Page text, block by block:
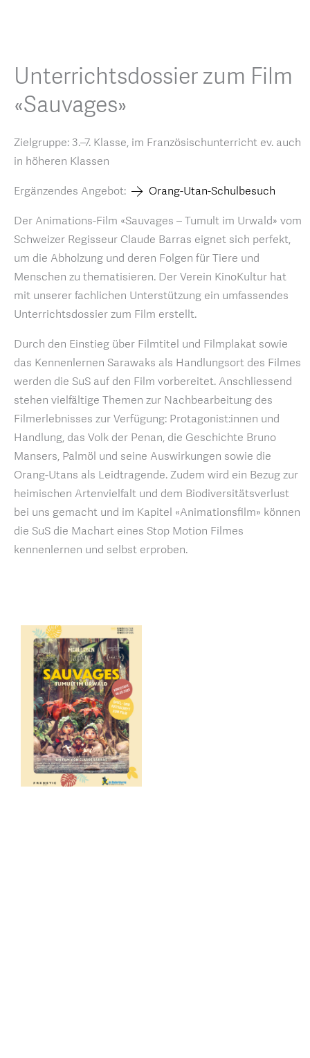
Unterrichtsdossier zum Film
«Sauvages»
Zielgruppe: 3.–7. Klasse, im Französischunterricht ev. auch
in höheren Klassen
Ergänzendes Angebot: Orang-Utan-Schulbesuch
Der Animations-Film «Sauvages – Tumult im Urwald» vom
Schweizer Regisseur Claude Barras eignet sich perfekt,
um die Abholzung und deren Folgen für Tiere und
Menschen zu thematisieren. Der Verein KinoKultur hat
mit unserer fachlichen Unterstützung ein umfassendes
Unterrichtsdossier zum Film erstellt.
Durch den Einstieg über Filmtitel und Filmplakat sowie
das Kennenlernen Sarawaks als Handlungsort des Filmes
werden die SuS auf den Film vorbereitet. Anschliessend
stehen vielfältige Themen zur Nachbearbeitung des
Filmerlebnisses zur Verfügung: Protagonist:innen und
Handlung, das Volk der Penan, die Geschichte Bruno
Mansers, Palmöl und seine Auswirkungen sowie die
Orang-Utans als Leidtragende. Zudem wird ein Bezug zur
heimischen Artenvielfalt und dem Biodiversitätsverlust
bei uns gemacht und im Kapitel «Animationsfilm» können
die SuS die Machart eines Stop Motion Filmes
kennenlernen und selbst erproben.